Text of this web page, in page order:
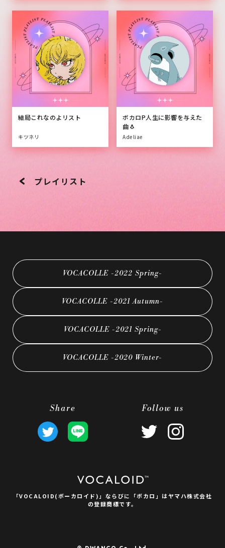
結局これなのよリスト
キツネリ
ボカロP人生に影響を与えた
曲🐧
Adeliae
プレイリスト
VOCACOLLE -2022 Spring-
VOCACOLLE -2021 Autumn-
VOCACOLLE -2021 Spring-
VOCACOLLE -2020 Winter-
Share Follow us
「VOCALOID(ボーカロイド)」ならびに
「ボカロ」はヤマハ株式会社
の登録商標です。